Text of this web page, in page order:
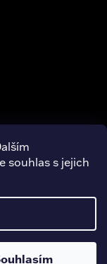
souhlas s jejich